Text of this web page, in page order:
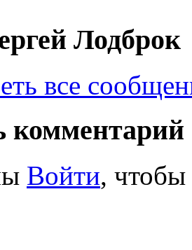
Лодброк
все
комментарий
Войти, чтобы